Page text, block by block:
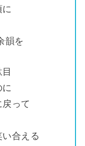
に
韻を
って
合える